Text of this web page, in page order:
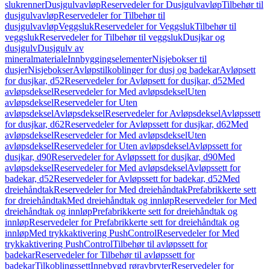
slukrennerDusjgulvavløpReservedeler for DusjgulvavløpTilbehør til
dusjgulvavløpReservedeler for Tilbehør til
dusjgulvavløpVeggslukReservedeler for VeggslukTilbehør til
veggslukReservedeler for Tilbehør til veggslukDusjkar og
dusjgulvDusjgulv av
mineralmaterialeInnbyggingselementerNisjebokser til
dusjerNisjebokserAvløpstilkoblinger for dusj og badekarAvløpsett
for dusjkar, d52Reservedeler for Avløpsett for dusjkar, d52Med
avløpsdekselReservedeler for Med avløpsdekselUten
avløpsdekselReservedeler for Uten
avløpsdekselAvløpsdekselReservedeler for AvløpsdekselAvløpssett
for dusjkar, d62Reservedeler for Avløpssett for dusjkar, d62Med
avløpsdekselReservedeler for Med avløpsdekselUten
avløpsdekselReservedeler for Uten avløpsdekselAvløpssett for
dusjkar, d90Reservedeler for Avløpssett for dusjkar, d90Med
avløpsdekselReservedeler for Med avløpsdekselAvløpssett for
badekar, d52Reservedeler for Avløpssett for badekar, d52Med
dreiehåndtakReservedeler for Med dreiehåndtakPrefabrikkerte sett
for dreiehåndtakMed dreiehåndtak og innløpReservedeler for Med
dreiehåndtak og innløpPrefabrikkerte sett for dreiehåndtak og
innløpReservedeler for Prefabrikkerte sett for dreiehåndtak og
innløpMed trykkaktivering PushControlReservedeler for Med
trykkaktivering PushControlTilbehør til avløpssett for
badekarReservedeler for Tilbehør til avløpssett for
badekarTilkoblingssettInnebygd røravbryterReservedeler for